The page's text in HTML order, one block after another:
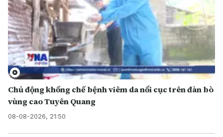
Chủ động khống chế bệnh viêm da nổi cục trên đàn bò
vùng cao Tuyên Quang
08-08-2026, 21:50